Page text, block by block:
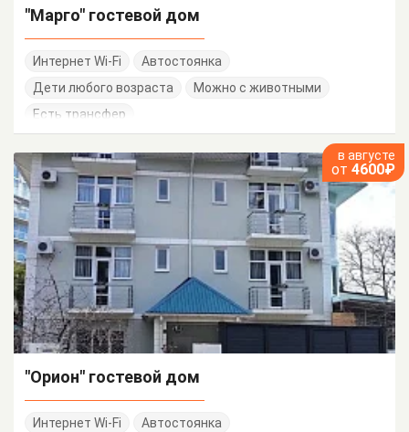
"Марго" гостевой дом
Интернет Wi-Fi
Автостоянка
Дети любого возраста
Можно с животными
Есть трансфер
в августе
от 4600₽
"Орион" гостевой дом
Интернет Wi-Fi
Автостоянка